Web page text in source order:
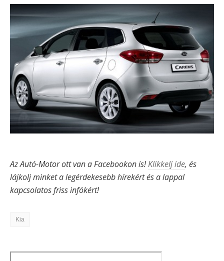
Az Autó-Motor ott van a Facebookon is!Klikkelj ide, és
lájkolj minket a legérdekesebb hírekért és a lappal
kapcsolatos friss infókért!
Kia